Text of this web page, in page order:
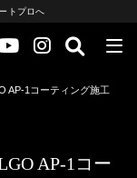
トプロへ
AP-1コーティング施工
AP-1コー